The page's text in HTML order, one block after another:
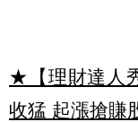
★【理財達人
收猛 起漲搶賺